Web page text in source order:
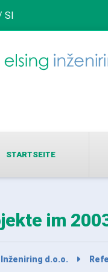
SI
STARTSEITE
im
Inženiring d.o.o.